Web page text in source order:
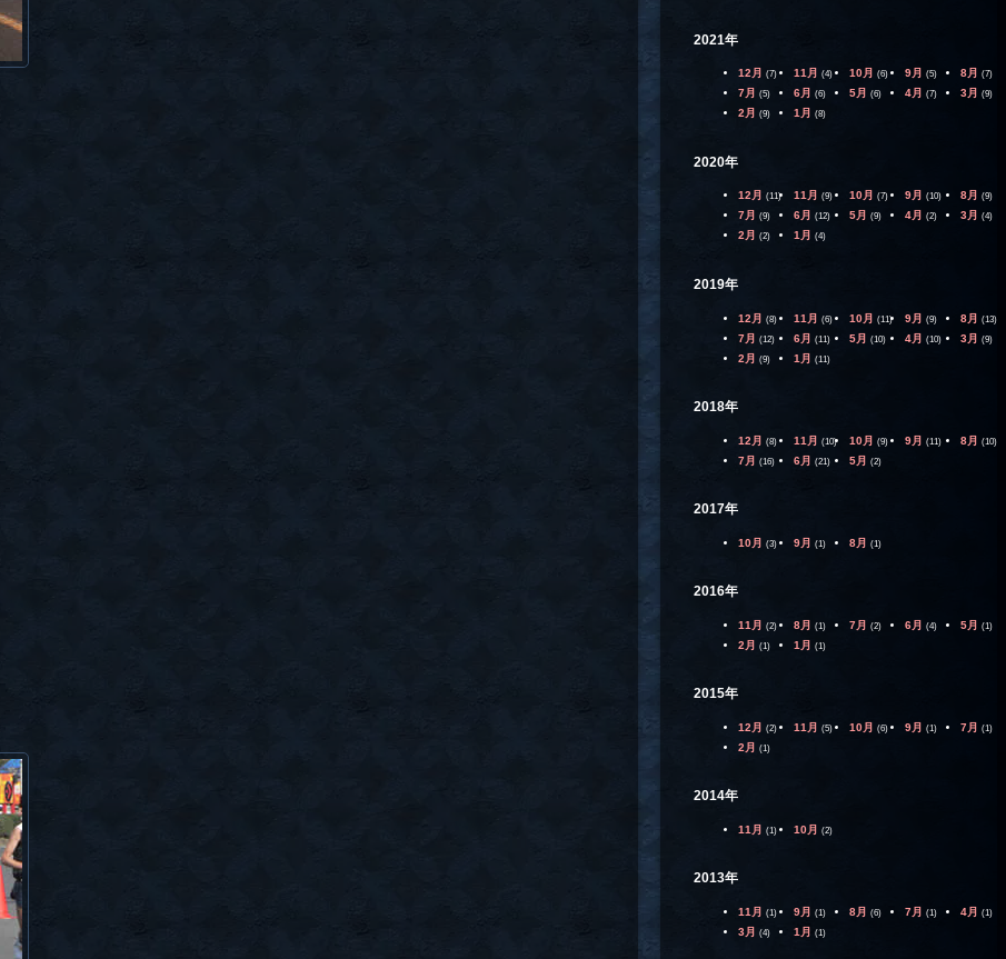
2021年
12月 (7) 11月 (4) 10月 (6) 9月 (5) 8月 (7)
7月 (5) 6月 (6) 5月 (6) 4月 (7) 3月 (9)
2月 (9) 1月 (8)
2020年
12月 (11) 11月 (9) 10月 (7) 9月 (10) 8月 (9)
7月 (9) 6月 (12) 5月 (9) 4月 (2) 3月 (4)
2月 (2) 1月 (4)
2019年
12月 (8) 11月 (6) 10月 (11) 9月 (9) 8月 (13)
7月 (12) 6月 (11) 5月 (10) 4月 (10) 3月 (9)
2月 (9) 1月 (11)
2018年
12月 (8) 11月 (10) 10月 (9) 9月 (11) 8月 (10)
7月 (16) 6月 (21) 5月 (2)
2017年
10月 (3) 9月 (1) 8月 (1)
2016年
11月 (2) 8月 (1) 7月 (2) 6月 (4) 5月 (1)
2月 (1) 1月 (1)
2015年
12月 (2) 11月 (5) 10月 (6) 9月 (1) 7月 (1)
2月 (1)
2014年
11月 (1) 10月 (2)
2013年
11月 (1) 9月 (1) 8月 (6) 7月 (1) 4月 (1)
3月 (4) 1月 (1)